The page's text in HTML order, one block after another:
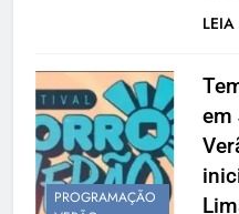
PROGRAMAÇÃO
em